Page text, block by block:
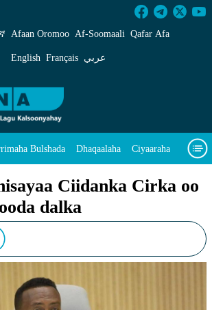
Ciidanka Cirka oo u
Afaan Oromoo Af‑Soomaali Qafar Afa
English Français عربي
Bulshada Dhaqaalaha Ciyaaraha
Qodobada Tilmaamaha
Ciidanka Cirka oo
dalka